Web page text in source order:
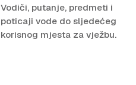
Vodiči, putanje, predmeti i
poticaji vode do sljedećeg
korisnog mjesta za vježbu.